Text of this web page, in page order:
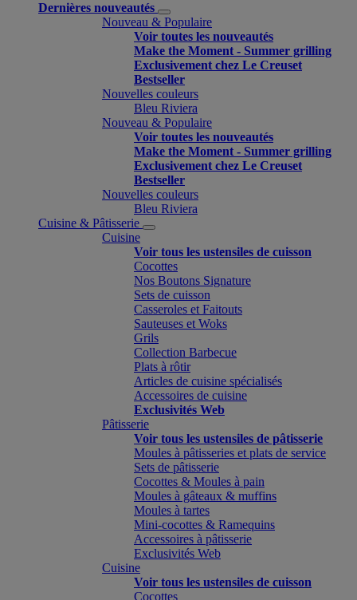
Dernières nouveautés
Nouveau & Populaire
Voir toutes les nouveautés
Make the Moment - Summer grilling
Exclusivement chez Le Creuset
Bestseller
Nouvelles couleurs
Bleu Riviera
Nouveau & Populaire
Voir toutes les nouveautés
Make the Moment - Summer grilling
Exclusivement chez Le Creuset
Bestseller
Nouvelles couleurs
Bleu Riviera
Cuisine & Pâtisserie
Cuisine
Voir tous les ustensiles de cuisson
Cocottes
Nos Boutons Signature
Sets de cuisson
Casseroles et Faitouts
Sauteuses et Woks
Grils
Collection Barbecue
Plats à rôtir
Articles de cuisine spécialisés
Accessoires de cuisine
Exclusivités Web
Pâtisserie
Voir tous les ustensiles de pâtisserie
Moules à pâtisseries et plats de service
Sets de pâtisserie
Cocottes & Moules à pain
Moules à gâteaux & muffins
Moules à tartes
Mini-cocottes & Ramequins
Accessoires à pâtisserie
Exclusivités Web
Cuisine
Voir tous les ustensiles de cuisson
Cocottes